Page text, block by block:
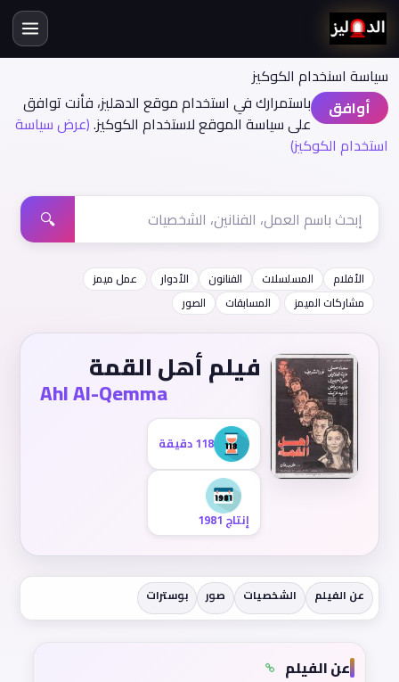
سياسة اسنخدام الكوكيز
أوافق
باستمرارك في استخدام موقع الدهليز، فأنت توافق
على سياسة الموقع لاستخدام الكوكيز.(عرض سياسة
استخدام الكوكيز)
🔍
الأفلام المسلسلات الفنانون الأدوار
عمل ميمز
مشاركات الميمز
المسابقات الصور
فيلم أهل القمة
Ahl Al-Qemma
118 دقيقة
إنتاج 1981
عن الفيلم الشخصيات صور بوسترات
عن الفيلم